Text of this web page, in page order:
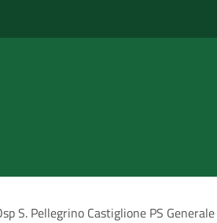
S. Pellegrino Castiglione PS Generale